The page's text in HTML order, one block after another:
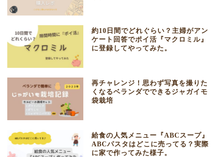
約10日間でどれぐらい？主婦がアン
ケート回答でポイ活『マクロミル』
に登録してやってみた。
再チャレンジ！思わず写真を撮りた
くなるベランダでできるジャガイモ
袋栽培
給食の人気メニュー『ABCスープ』
ABCパスタはどこに売ってる？実際
に家で作ってみた様子。